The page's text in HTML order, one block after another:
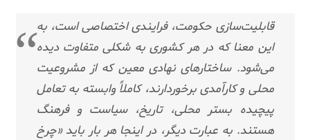
قابلیت‌سازی حکومت، فرایندی اختصاصی است، به
این معنا که در هر کشوری به شکلی متفاوت دیده
می‌شود. ساختارهای نهادی معین که از مشروعیت
محلی و کارآمدی برخوردارند، کاملاً وابسته به تعامل
پیچیده بستر محلی، تاریخ، سیاست و فرهنگ
هستند. به عبارت دیگر، در اینجا هر بار باید «چرخ